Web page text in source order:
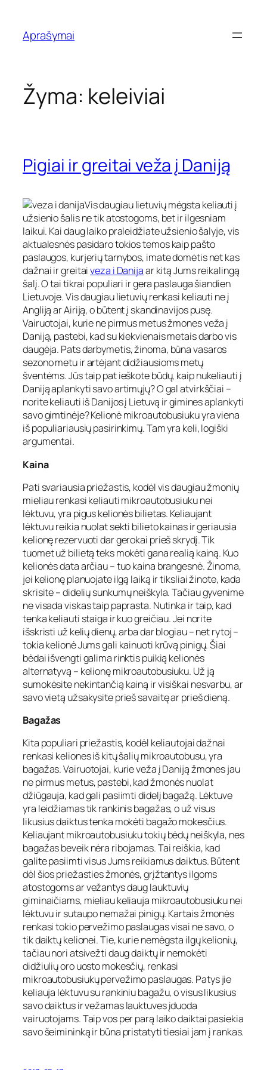
turinio
Aprašymai
Žyma: keleiviai
Pigiai ir greitai veža į Daniją
Vis daugiau lietuvių mėgsta keliauti į
užsienio šalis ne tik atostogoms, bet ir ilgesniam
laikui. Kai daug laiko praleidžiate užsienio šalyje, vis
aktualesnės pasidaro tokios temos kaip pašto
paslaugos, kurjerių tarnybos, imate domėtis net kas
dažnai ir greitaiveza i Danijaar kitą Jums reikalingą
šalį. O tai tikrai populiari ir gera paslauga šiandien
Lietuvoje. Vis daugiau lietuvių renkasi keliauti ne į
Angliją ar Airiją, o būtent į skandinavijos pusę.
Vairuotojai, kurie ne pirmus metus žmones veža į
Daniją, pastebi, kad su kiekvienais metais darbo vis
daugėja. Pats darbymetis, žinoma, būna vasaros
sezono metu ir artėjant didžiausioms metų
šventėms. Jūs taip pat ieškote būdų, kaip nukeliauti į
Daniją aplankyti savo artimųjų? O gal atvirkščiai –
norite keliauti iš Danijos į Lietuvą ir gimines aplankyti
savo gimtinėje? Kelionė mikroautobusiuku yra viena
iš populiariausių pasirinkimų. Tam yra keli, logiški
argumentai.
Kaina
Pati svariausia priežastis, kodėl vis daugiau žmonių
mieliau renkasi keliauti mikroautobusiuku nei
lėktuvu, yra pigus kelionės bilietas. Keliaujant
lėktuvu reikia nuolat sekti bilieto kainas ir geriausia
kelionę rezervuoti dar gerokai prieš skrydį. Tik
tuomet už bilietą teks mokėti gana realią kainą. Kuo
kelionės data arčiau – tuo kaina brangesnė. Žinoma,
jei kelionę planuojate ilgą laiką ir tiksliai žinote, kada
skrisite – didelių sunkumų neiškyla. Tačiau gyvenime
ne visada viskas taip paprasta. Nutinka ir taip, kad
tenka keliauti staiga ir kuo greičiau. Jei norite
išskristi už kelių dienų, arba dar blogiau – net rytoj –
tokia kelionė Jums gali kainuoti krūvą pinigų. Šiai
bėdai išvengti galima rinktis puikią kelionės
alternatyvą – kelionę mikroautobusiuku. Už ją
sumokėsite nekintančią kainą ir visiškai nesvarbu, ar
savo vietą užsakysite prieš savaitę ar prieš dieną.
Bagažas
Kita populiari priežastis, kodėl keliautojai dažnai
renkasi keliones iš kitų šalių mikroautobusu, yra
bagažas. Vairuotojai, kurie veža į Daniją žmones jau
ne pirmus metus, pastebi, kad žmonės nuolat
džiūgauja, kad gali pasiimti didelį bagažą. Lėktuve
yra leidžiamas tik rankinis bagažas, o už visus
likusius daiktus tenka mokėti bagažo mokesčius.
Keliaujant mikroautobusiuku tokių bėdų neiškyla, nes
bagažas beveik nėra ribojamas. Tai reiškia, kad
galite pasiimti visus Jums reikiamus daiktus. Būtent
dėl šios priežasties žmonės, grįžtantys ilgoms
atostogoms ar vežantys daug lauktuvių
giminaičiams, mieliau keliauja mikroautobusiuku nei
lėktuvu ir sutaupo nemažai pinigų. Kartais žmonės
renkasi tokio pervežimo paslaugas visai ne savo, o
tik daiktų kelionei. Tie, kurie nemėgsta ilgų kelionių,
tačiau nori atsivežti daug daiktų ir nemokėti
didžiulių oro uosto mokesčių, renkasi
mikroautobusiukų pervežimo paslaugas. Patys jie
keliauja lėktuvu su rankiniu bagažu, o visus likusius
savo daiktus ir vežamas lauktuves įduoda
vairuotojams. Taip vos per parą laiko daiktai pasiekia
savo šeimininką ir būna pristatyti tiesiai jam į rankas.